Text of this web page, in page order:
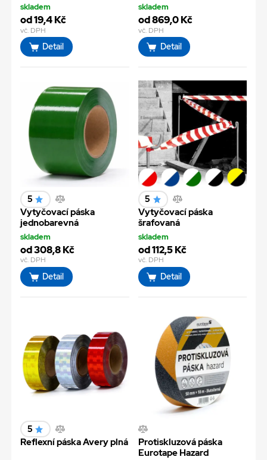
skladem
od 19,4 Kč
vč. DPH
Detail
skladem
od 869,0 Kč
vč. DPH
Detail
5
Vytyčovací páska
jednobarevná
skladem
od 308,8 Kč
vč. DPH
Detail
5
Vytyčovací páska
šrafovaná
skladem
od 112,5 Kč
vč. DPH
Detail
5
Reflexní páska Avery plná
Protiskluzová páska
Eurotape Hazard